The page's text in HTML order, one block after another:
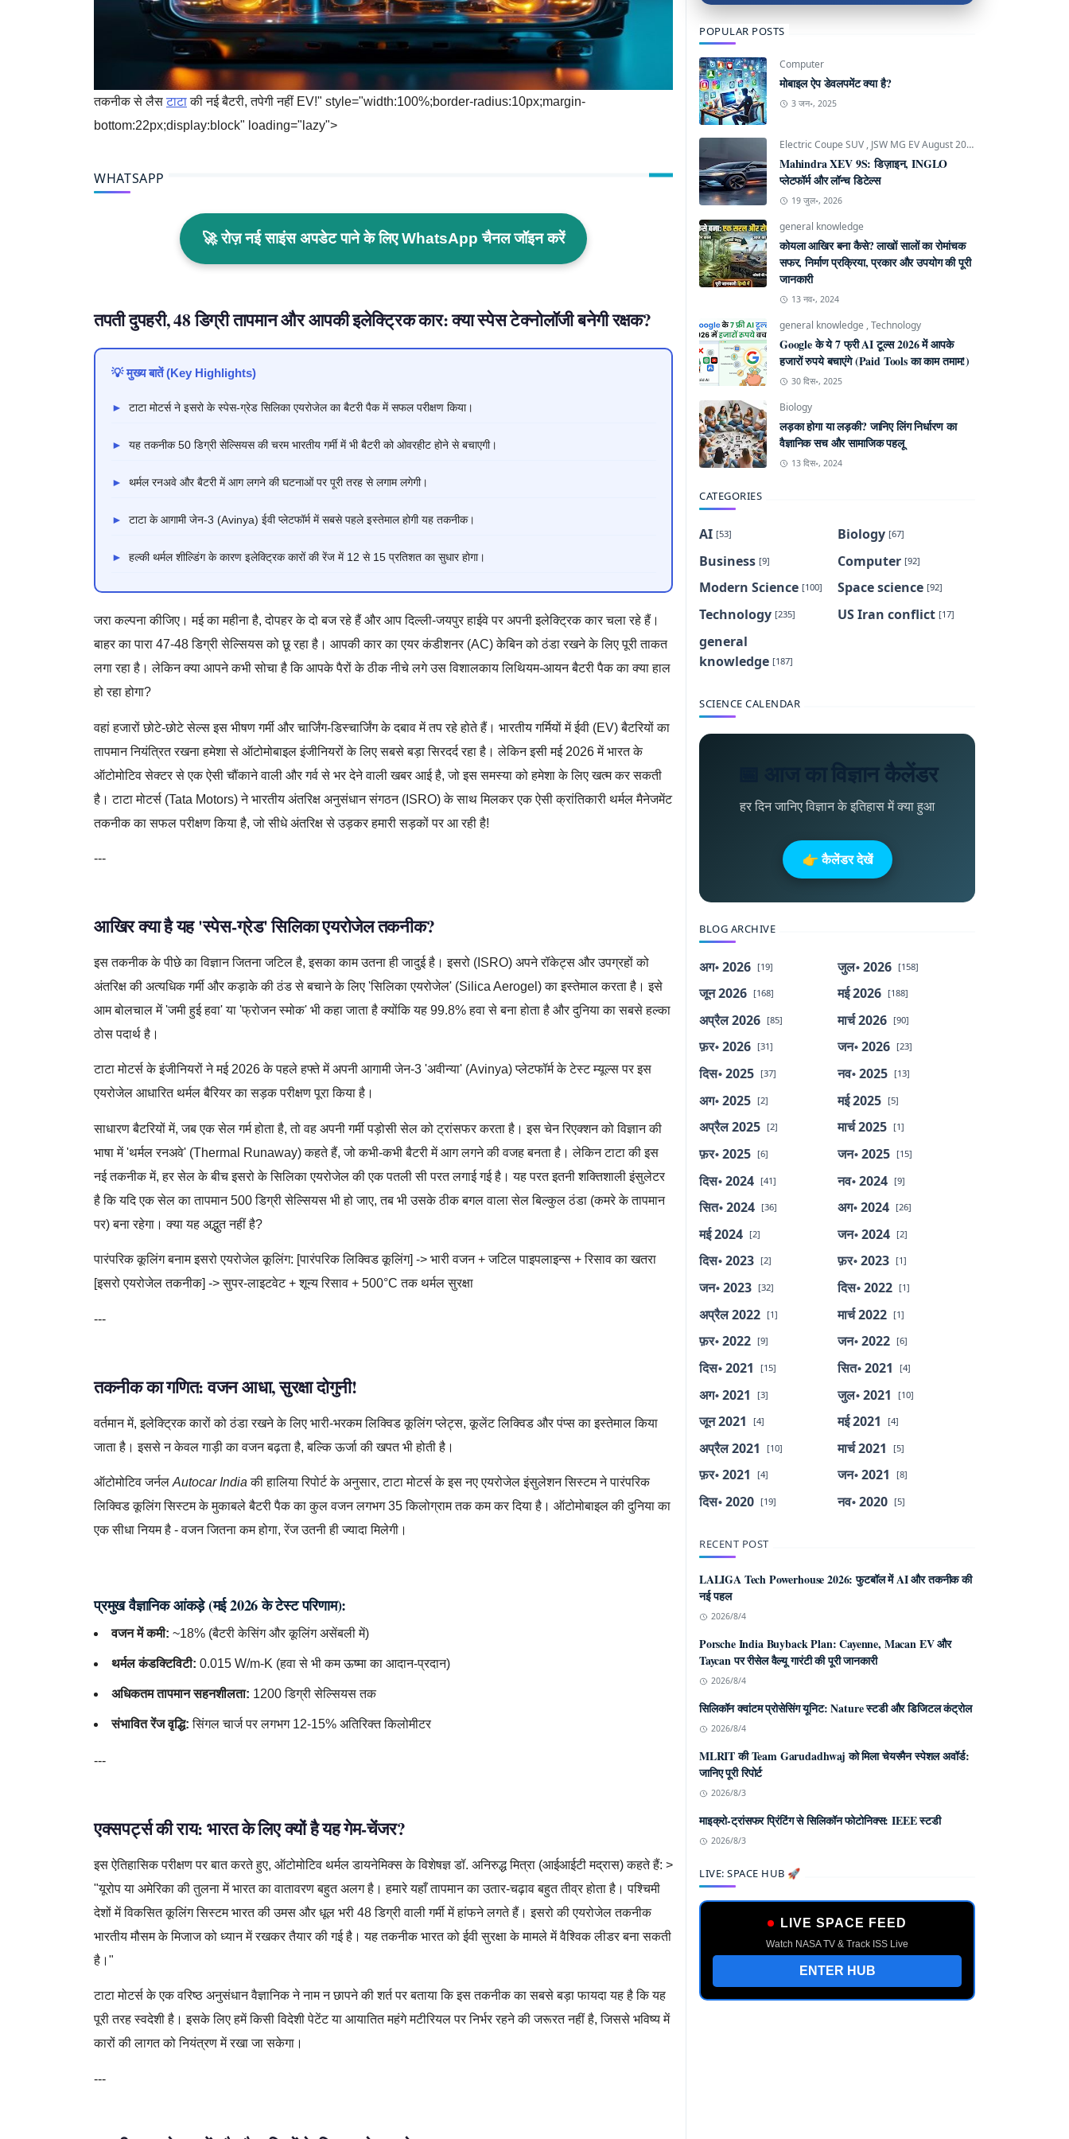
तकनीक से लैसटाटाकी नई बैटरी, तपेगी नहीं EV!" style="width:100%;border-radius:10px;margin-
bottom:22px;display:block" loading="lazy">
WHATSAPP
🚀 रोज़ नई साइंस अपडेट पाने के लिए WhatsApp चैनल जॉइन करें
तपती दुपहरी, 48 डिग्री तापमान और आपकी इलेक्ट्रिक कार: क्या स्पेस टेक्नोलॉजी बनेगी रक्षक?
💡 मुख्य बातें (Key Highlights)
► टाटा मोटर्स ने इसरो के स्पेस-ग्रेड सिलिका एयरोजेल का बैटरी पैक में सफल परीक्षण किया।
► यह तकनीक 50 डिग्री सेल्सियस की चरम भारतीय गर्मी में भी बैटरी को ओवरहीट होने से बचाएगी।
► थर्मल रनअवे और बैटरी में आग लगने की घटनाओं पर पूरी तरह से लगाम लगेगी।
► टाटा के आगामी जेन-3 (Avinya) ईवी प्लेटफॉर्म में सबसे पहले इस्तेमाल होगी यह तकनीक।
► हल्की थर्मल शील्डिंग के कारण इलेक्ट्रिक कारों की रेंज में 12 से 15 प्रतिशत का सुधार होगा।
जरा कल्पना कीजिए। मई का महीना है, दोपहर के दो बज रहे हैं और आप दिल्ली-जयपुर हाईवे पर अपनी इलेक्ट्रिक कार चला रहे हैं।
बाहर का पारा 47-48 डिग्री सेल्सियस को छू रहा है। आपकी कार का एयर कंडीशनर (AC) केबिन को ठंडा रखने के लिए पूरी ताकत
लगा रहा है। लेकिन क्या आपने कभी सोचा है कि आपके पैरों के ठीक नीचे लगे उस विशालकाय लिथियम-आयन बैटरी पैक का क्या हाल
हो रहा होगा?
वहां हजारों छोटे-छोटे सेल्स इस भीषण गर्मी और चार्जिंग-डिस्चार्जिंग के दबाव में तप रहे होते हैं। भारतीय गर्मियों में ईवी (EV) बैटरियों का
तापमान नियंत्रित रखना हमेशा से ऑटोमोबाइल इंजीनियरों के लिए सबसे बड़ा सिरदर्द रहा है। लेकिन इसी मई 2026 में भारत के
ऑटोमोटिव सेक्टर से एक ऐसी चौंकाने वाली और गर्व से भर देने वाली खबर आई है, जो इस समस्या को हमेशा के लिए खत्म कर सकती
है। टाटा मोटर्स (Tata Motors) ने भारतीय अंतरिक्ष अनुसंधान संगठन (ISRO) के साथ मिलकर एक ऐसी क्रांतिकारी थर्मल मैनेजमेंट
तकनीक का सफल परीक्षण किया है, जो सीधे अंतरिक्ष से उड़कर हमारी सड़कों पर आ रही है!
---
आखिर क्या है यह 'स्पेस-ग्रेड' सिलिका एयरोजेल तकनीक?
इस तकनीक के पीछे का विज्ञान जितना जटिल है, इसका काम उतना ही जादुई है। इसरो (ISRO) अपने रॉकेट्स और उपग्रहों को
अंतरिक्ष की अत्यधिक गर्मी और कड़ाके की ठंड से बचाने के लिए 'सिलिका एयरोजेल' (Silica Aerogel) का इस्तेमाल करता है। इसे
आम बोलचाल में 'जमी हुई हवा' या 'फ्रोजन स्मोक' भी कहा जाता है क्योंकि यह 99.8% हवा से बना होता है और दुनिया का सबसे हल्का
ठोस पदार्थ है।
टाटा मोटर्स के इंजीनियरों ने मई 2026 के पहले हफ्ते में अपनी आगामी जेन-3 'अवीन्या' (Avinya) प्लेटफॉर्म के टेस्ट म्यूल्स पर इस
एयरोजेल आधारित थर्मल बैरियर का सड़क परीक्षण पूरा किया है।
साधारण बैटरियों में, जब एक सेल गर्म होता है, तो वह अपनी गर्मी पड़ोसी सेल को ट्रांसफर करता है। इस चेन रिएक्शन को विज्ञान की
भाषा में 'थर्मल रनअवे' (Thermal Runaway) कहते हैं, जो कभी-कभी बैटरी में आग लगने की वजह बनता है। लेकिन टाटा की इस
नई तकनीक में, हर सेल के बीच इसरो के सिलिका एयरोजेल की एक पतली सी परत लगाई गई है। यह परत इतनी शक्तिशाली इंसुलेटर
है कि यदि एक सेल का तापमान 500 डिग्री सेल्सियस भी हो जाए, तब भी उसके ठीक बगल वाला सेल बिल्कुल ठंडा (कमरे के तापमान
पर) बना रहेगा। क्या यह अद्भुत नहीं है?
पारंपरिक कूलिंग बनाम इसरो एयरोजेल कूलिंग: [पारंपरिक लिक्विड कूलिंग] -> भारी वजन + जटिल पाइपलाइन्स + रिसाव का खतरा
[इसरो एयरोजेल तकनीक] -> सुपर-लाइटवेट + शून्य रिसाव + 500°C तक थर्मल सुरक्षा
---
तकनीक का गणित: वजन आधा, सुरक्षा दोगुनी!
वर्तमान में, इलेक्ट्रिक कारों को ठंडा रखने के लिए भारी-भरकम लिक्विड कूलिंग प्लेट्स, कूलेंट लिक्विड और पंप्स का इस्तेमाल किया
जाता है। इससे न केवल गाड़ी का वजन बढ़ता है, बल्कि ऊर्जा की खपत भी होती है।
ऑटोमोटिव जर्नल Autocar India की हालिया रिपोर्ट के अनुसार, टाटा मोटर्स के इस नए एयरोजेल इंसुलेशन सिस्टम ने पारंपरिक
लिक्विड कूलिंग सिस्टम के मुकाबले बैटरी पैक का कुल वजन लगभग 35 किलोग्राम तक कम कर दिया है। ऑटोमोबाइल की दुनिया का
एक सीधा नियम है - वजन जितना कम होगा, रेंज उतनी ही ज्यादा मिलेगी।
प्रमुख वैज्ञानिक आंकड़े (मई 2026 के टेस्ट परिणाम):
वजन में कमी: ~18% (बैटरी केसिंग और कूलिंग असेंबली में)
थर्मल कंडक्टिविटी: 0.015 W/m-K (हवा से भी कम ऊष्मा का आदान-प्रदान)
अधिकतम तापमान सहनशीलता: 1200 डिग्री सेल्सियस तक
संभावित रेंज वृद्धि: सिंगल चार्ज पर लगभग 12-15% अतिरिक्त किलोमीटर
---
एक्सपर्ट्स की राय: भारत के लिए क्यों है यह गेम-चेंजर?
इस ऐतिहासिक परीक्षण पर बात करते हुए, ऑटोमोटिव थर्मल डायनेमिक्स के विशेषज्ञ डॉ. अनिरुद्ध मित्रा (आईआईटी मद्रास) कहते हैं: >
"यूरोप या अमेरिका की तुलना में भारत का वातावरण बहुत अलग है। हमारे यहाँ तापमान का उतार-चढ़ाव बहुत तीव्र होता है। पश्चिमी
देशों में विकसित कूलिंग सिस्टम भारत की उमस और धूल भरी 48 डिग्री वाली गर्मी में हांफने लगते हैं। इसरो की एयरोजेल तकनीक
भारतीय मौसम के मिजाज को ध्यान में रखकर तैयार की गई है। यह तकनीक भारत को ईवी सुरक्षा के मामले में वैश्विक लीडर बना सकती
है।"
टाटा मोटर्स के एक वरिष्ठ अनुसंधान वैज्ञानिक ने नाम न छापने की शर्त पर बताया कि इस तकनीक का सबसे बड़ा फायदा यह है कि यह
पूरी तरह स्वदेशी है। इसके लिए हमें किसी विदेशी पेटेंट या आयातित महंगे मटीरियल पर निर्भर रहने की जरूरत नहीं है, जिससे भविष्य में
कारों की लागत को नियंत्रण में रखा जा सकेगा।
---
POPULAR POSTS
Computer
मोबाइल ऐप डेवलपमेंट क्या है?
3 जन॰, 2025
Electric Coupe SUV , JSW MG EV August 2026
Mahindra XEV 9S: डिज़ाइन, INGLO
प्लेटफॉर्म और लॉन्च डिटेल्स
19 जुल॰, 2026
general knowledge
कोयला आखिर बना कैसे? लाखों सालों का रोमांचक
सफर, निर्माण प्रक्रिया, प्रकार और उपयोग की पूरी
जानकारी
13 नव॰, 2024
general knowledge ,Technology
Google के ये 7 फ्री AI टूल्स 2026 में आपके
हजारों रुपये बचाएंगे (Paid Tools का काम तमाम!)
30 दिस॰, 2025
Biology
लड़का होगा या लड़की? जानिए लिंग निर्धारण का
वैज्ञानिक सच और सामाजिक पहलू
13 दिस॰, 2024
CATEGORIES
AI [53] Biology [67]
Business [9] Computer [92]
Modern Science [100] Space science [92]
Technology [235] US Iran conflict [17]
general
knowledge [187]
SCIENCE CALENDAR
📅 आज का विज्ञान कैलेंडर
हर दिन जानिए विज्ञान के इतिहास में क्या हुआ
👉 कैलेंडर देखें
BLOG ARCHIVE
अग॰ 2026 [19] जुल॰ 2026 [158]
जून 2026 [168] मई 2026 [188]
अप्रैल 2026 [85] मार्च 2026 [90]
फ़र॰ 2026 [31] जन॰ 2026 [23]
दिस॰ 2025 [37] नव॰ 2025 [13]
अग॰ 2025 [2] मई 2025 [5]
अप्रैल 2025 [2] मार्च 2025 [1]
फ़र॰ 2025 [6] जन॰ 2025 [15]
दिस॰ 2024 [41] नव॰ 2024 [9]
सित॰ 2024 [36] अग॰ 2024 [26]
मई 2024 [2] जन॰ 2024 [2]
दिस॰ 2023 [2] फ़र॰ 2023 [1]
जन॰ 2023 [32] दिस॰ 2022 [1]
अप्रैल 2022 [1] मार्च 2022 [1]
फ़र॰ 2022 [9] जन॰ 2022 [6]
दिस॰ 2021 [15] सित॰ 2021 [4]
अग॰ 2021 [3] जुल॰ 2021 [10]
जून 2021 [4] मई 2021 [4]
अप्रैल 2021 [10] मार्च 2021 [5]
फ़र॰ 2021 [4] जन॰ 2021 [8]
दिस॰ 2020 [19] नव॰ 2020 [5]
RECENT POST
LALIGA Tech Powerhouse 2026: फुटबॉल में AI और तकनीक की
नई पहल
2026/8/4
Porsche India Buyback Plan: Cayenne, Macan EV और
Taycan पर रीसेल वैल्यू गारंटी की पूरी जानकारी
2026/8/4
सिलिकॉन क्वांटम प्रोसेसिंग यूनिट: Nature स्टडी और डिजिटल कंट्रोल
2026/8/4
MLRIT की Team Garudadhwaj को मिला चेयरमैन स्पेशल अवॉर्ड:
जानिए पूरी रिपोर्ट
2026/8/3
माइक्रो-ट्रांसफर प्रिंटिंग से सिलिकॉन फोटोनिक्स: IEEE स्टडी
2026/8/3
LIVE: SPACE HUB 🚀
LIVE SPACE FEED
Watch NASA TV & Track ISS Live
ENTER HUB